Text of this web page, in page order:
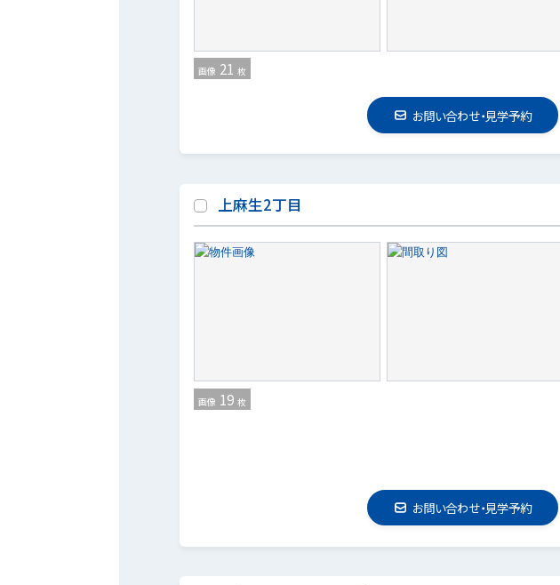
画像 21 枚
お問い合わせ・見学予約
上麻生2丁目
画像 19 枚
お問い合わせ・見学予約